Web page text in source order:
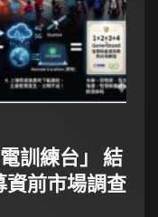
訓練台」 結
資前市場調查